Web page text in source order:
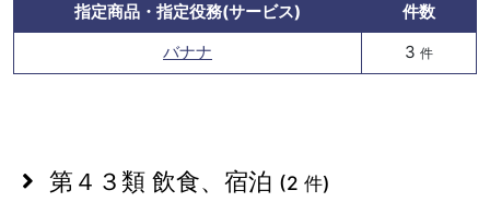
指定商品・指定役務(サービス)
件数
バナナ
3 件
第４３類 飲食、宿泊 (2 件)